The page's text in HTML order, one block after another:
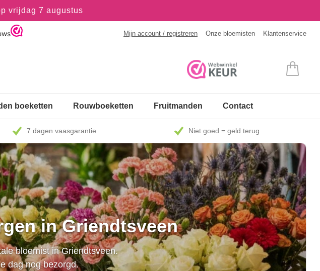
vrijdag 7 augustus
Mijn account / registreren Onze bloemisten Klantenservice
boeketten Rouwboeketten Fruitmanden Contact
7 dagen vaasgarantie Niet goed = geld terug
in Griendtsveen
bloemist in Griendtsveen.
dag nog bezorgd.